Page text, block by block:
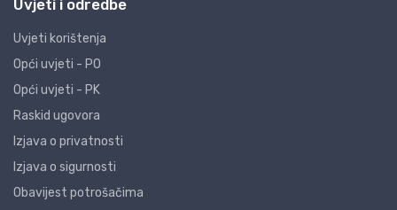
Uvjeti i odredbe
Uvjeti korištenja
Opći uvjeti - PO
Opći uvjeti - PK
Raskid ugovora
Izjava o privatnosti
Izjava o sigurnosti
Obavijest potrošačima